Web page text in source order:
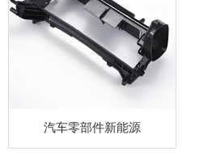
汽车零部件新能源